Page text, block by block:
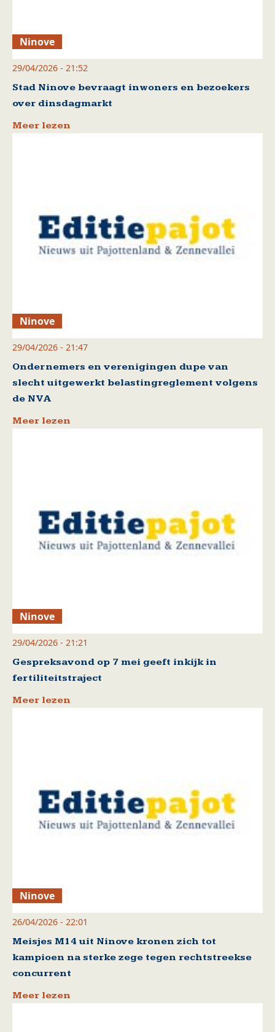
Ninove
29/04/2026 - 21:52
Stad Ninove bevraagt inwoners en bezoekers
over dinsdagmarkt
Meer lezen
Ninove
29/04/2026 - 21:47
Ondernemers en verenigingen dupe van
slecht uitgewerkt belastingreglement volgens
de NVA
Meer lezen
Ninove
29/04/2026 - 21:21
Gespreksavond op 7 mei geeft inkijk in
fertiliteitstraject
Meer lezen
Ninove
26/04/2026 - 22:01
Meisjes M14 uit Ninove kronen zich tot
kampioen na sterke zege tegen rechtstreekse
concurrent
Meer lezen